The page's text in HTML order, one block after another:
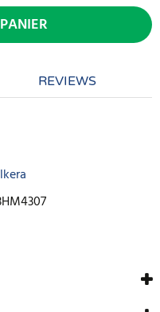
REVIEWS
le premier à écrire un